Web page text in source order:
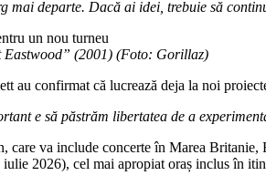
mai departe. Dacă ai idei, trebuie să
(2001) (Foto: Gorillaz)
au confirmat că lucrează deja la noi
e să păstrăm libertatea de a
care va include concerte în Marea
iulie 2026), cel mai apropiat oraș inclus în